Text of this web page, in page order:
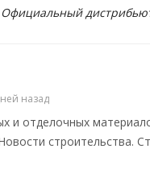
назад
и отделочных
строительства.